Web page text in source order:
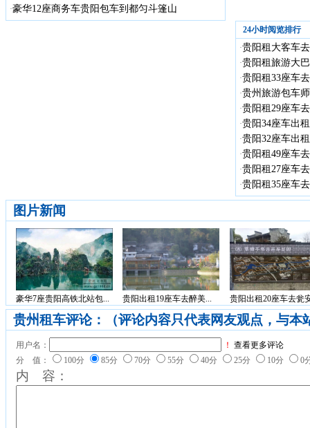
·豪华12座商务车贵阳包车到都匀斗篷山
24小时阅览排行
·贵阳租大客车
·贵阳租旅游大
·贵阳租33座车
·贵州旅游包车
·贵阳租29座车
·贵阳34座车出
·贵阳32座车出
·贵阳租49座车
·贵阳租27座车
·贵阳租35座车
图片新闻
豪华7座贵阳高铁北站包... 贵阳出租19座车去醉美... 贵阳出租20座车去瓮
贵州租车评论：（评论内容只代表网友观点，与本
用户名： ！ 查看更多评论
分 值：
100分 85分 70分 55分 40分 25分 10分 0
内 容：